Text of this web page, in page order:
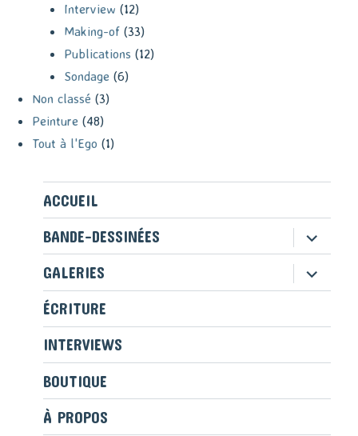
Interview (12)
Making-of (33)
Publications (12)
Sondage (6)
Non classé (3)
Peinture (48)
Tout à l'Ego (1)
ACCUEIL
BANDE-DESSINÉES
ouvrir
le
sous-
menu
GALERIES ouvrir
le
ÉCRITURE
INTERVIEWS
BOUTIQUE
À PROPOS